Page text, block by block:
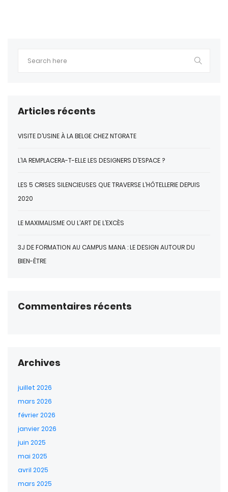
Articles récents
VISITE D’USINE À LA BELGE CHEZ NTGRATE
L’IA REMPLACERA-T-ELLE LES DESIGNERS D’ESPACE ?
LES 5 CRISES SILENCIEUSES QUE TRAVERSE L’HÔTELLERIE DEPUIS
2020
LE MAXIMALISME OU L’ART DE L’EXCÈS
3J DE FORMATION AU CAMPUS MANA : LE DESIGN AUTOUR DU
BIEN-ÊTRE
Commentaires récents
Archives
juillet 2026
mars 2026
février 2026
janvier 2026
juin 2025
mai 2025
avril 2025
mars 2025